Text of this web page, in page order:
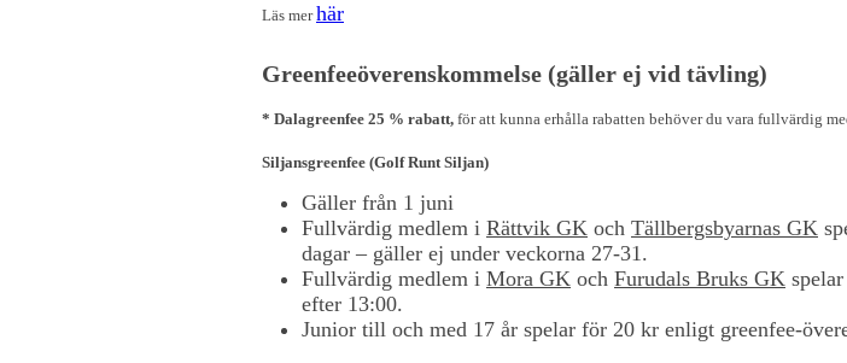
Läs merhär
Greenfeeöverenskommelse (gäller ej vid tävling)
* Dalagreenfee 25 % rabatt, för att kunna erhålla rabatten behöver du vara fullvärdig
Siljansgreenfee (Golf Runt Siljan)
Gäller från 1 juni
Fullvärdig medlem i Rättvik GK och Tällbergsbyarnas GK
dagar – gäller ej under veckorna 27-31.
Fullvärdig medlem i Mora GK och Furudals Bruks GK
efter 13:00.
Junior till och med 17 år spelar för 20 kr enligt greenfee-